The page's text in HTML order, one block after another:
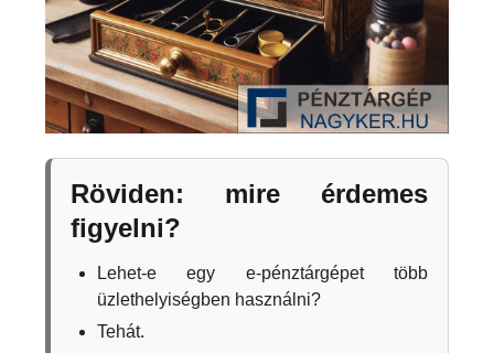
Röviden: mire érdemes
figyelni?
Lehet-e egy e-pénztárgépet több
üzlethelyiségben használni?
Tehát.